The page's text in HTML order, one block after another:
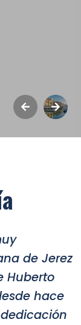
de Jerez
Huberto
hace